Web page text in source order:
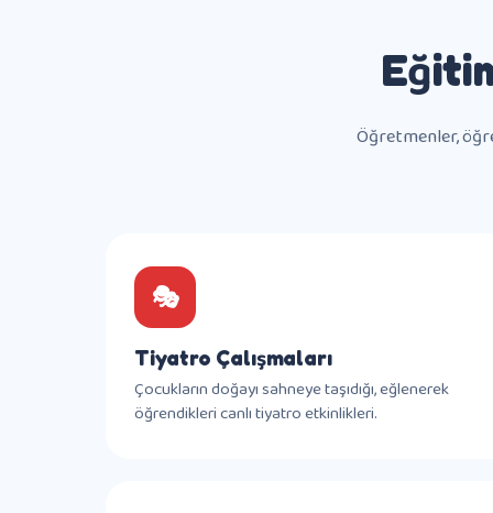
Öğretmenler,
🎭
Tiyatro Çalışmaları
Çocukların doğayı sahneye taşıdığı, eğlenerek
öğrendikleri canlı tiyatro etkinlikleri.